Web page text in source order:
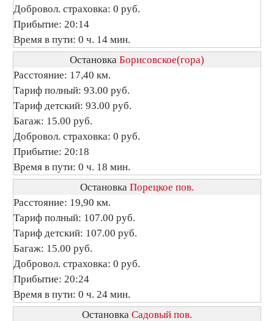
Добровол. страховка: 0 руб.
Прибытие: 20:14
Время в пути: 0 ч. 14 мин.
Остановка Борисовское(гора)
Расстояние: 17,40 км.
Тариф полный: 93.00 руб.
Тариф детский: 93.00 руб.
Багаж: 15.00 руб.
Добровол. страховка: 0 руб.
Прибытие: 20:18
Время в пути: 0 ч. 18 мин.
Остановка Порецкое пов.
Расстояние: 19,90 км.
Тариф полный: 107.00 руб.
Тариф детский: 107.00 руб.
Багаж: 15.00 руб.
Добровол. страховка: 0 руб.
Прибытие: 20:24
Время в пути: 0 ч. 24 мин.
Остановка Садовый пов.